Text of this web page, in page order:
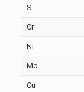
S
Cr
Ni
Mo
Cu